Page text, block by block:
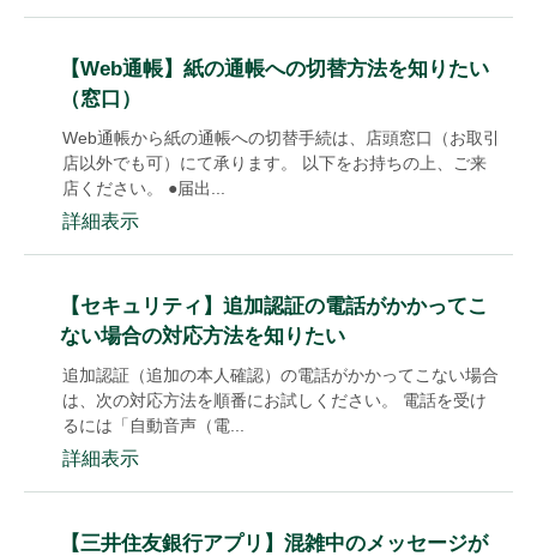
【Web通帳】紙の通帳への切替方法を知りたい
（窓口）
Web通帳から紙の通帳への切替手続は、店頭窓口（お取引
店以外でも可）にて承ります。 以下をお持ちの上、ご来
店ください。 ●届出...
詳細表示
【セキュリティ】追加認証の電話がかかってこ
ない場合の対応方法を知りたい
追加認証（追加の本人確認）の電話がかかってこない場合
は、次の対応方法を順番にお試しください。 電話を受け
るには「自動音声（電...
詳細表示
【三井住友銀行アプリ】混雑中のメッセージが